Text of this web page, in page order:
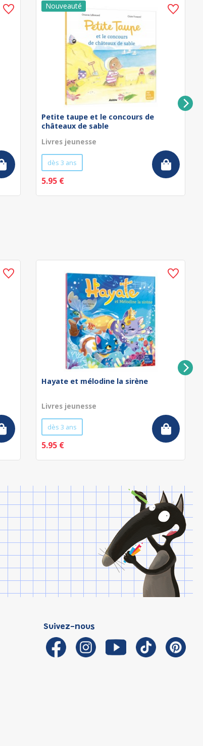
Petite taupe et le concours de
châteaux de sable
Livres jeunesse
dès 3 ans
5.95 €
Hayate et mélodine la sirène
Livres jeunesse
dès 3 ans
5.95 €
Suivez-nous